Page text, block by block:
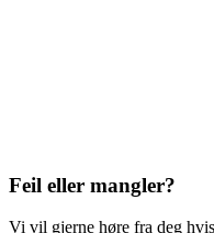
Feil eller mangler?
Vi vil gjerne høre fra deg